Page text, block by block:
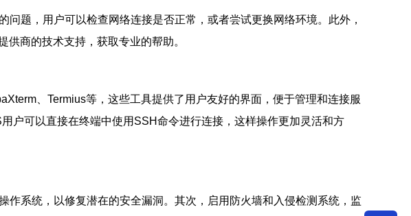
题，用户可以检查网络连接是否正常，或者尝试更换网络环境。此外，
商的技术支持，获取专业的帮助。
、Termius等，这些工具提供了用户友好的界面，便于管理和连接服
户可以直接在终端中使用SSH命令进行连接，这样操作更加灵活和方
系统，以修复潜在的安全漏洞。其次，启用防火墙和入侵检测系统，监